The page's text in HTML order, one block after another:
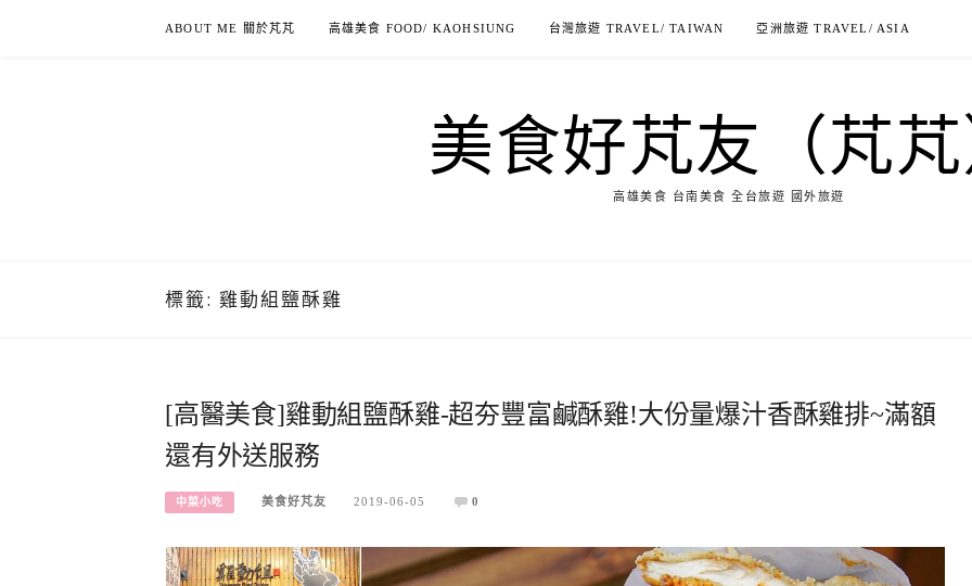
ABOUT ME 關於芃芃 高雄美食 FOOD/ KAOHSIUNG 台灣旅遊 TRAVEL/ TAIWAN 亞洲旅遊 TRAVEL/ ASIA
美食好芃友（芃芃
高雄美食 台南美食 全台旅遊 國外旅遊
標籤: 雞動組鹽酥雞
[高醫美食]雞動組鹽酥雞-超夯豐富鹹酥雞!大份量爆汁香酥雞排~滿額
還有外送服務
中菜小吃 美食好芃友 2019-06-05 0